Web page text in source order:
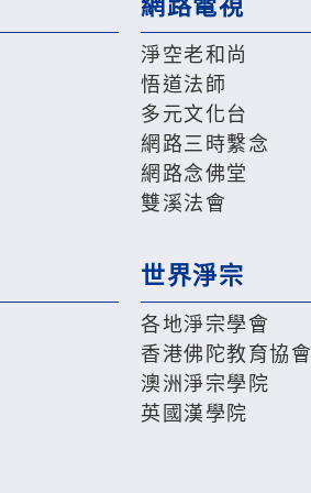
網路電視
淨空老和尚
悟道法師
多元文化台
網路三時繫念
網路念佛堂
雙溪法會
世界淨宗
各地淨宗學會
香港佛陀教育協會
澳洲淨宗學院
英國漢學院